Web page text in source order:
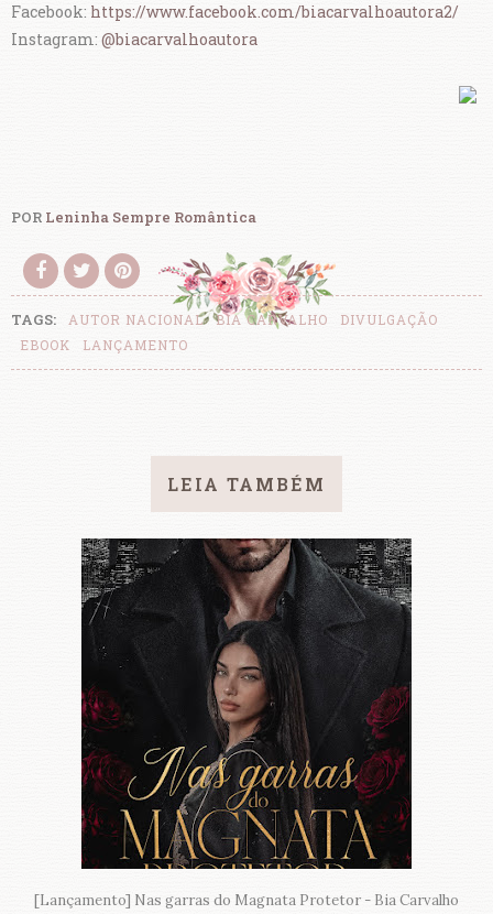
Facebook: https://www.facebook.com/biacarvalhoautora2/
Instagram: @biacarvalhoautora
POR Leninha Sempre Romântica
TAGS: AUTOR NACIONAL BIA CARVALHO
DIVULGAÇÃO
EBOOK
LANÇAMENTO
LEIA TAMBÉM
[Lançamento] Nas garras do Magnata Protetor - Bia Carvalho